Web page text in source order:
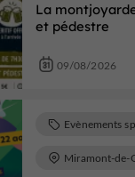
La
et pédestre
09/08/2026
Evènements
Miramont-de-